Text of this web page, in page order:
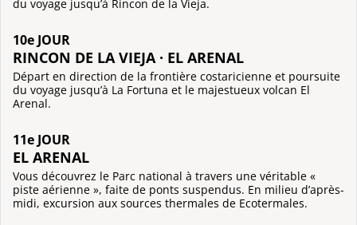
du voyage jusqu’à Rincon de la Vieja.
10e JOUR
RINCON DE LA VIEJA · EL ARENAL
Départ en direction de la frontière costaricienne et poursuite
du voyage jusqu’à La Fortuna et le majestueux volcan El
Arenal.
11e JOUR
EL ARENAL
Vous découvrez le Parc national à travers une véritable «
piste aérienne », faite de ponts suspendus. En milieu d’après-
midi, excursion aux sources thermales de Ecotermales.